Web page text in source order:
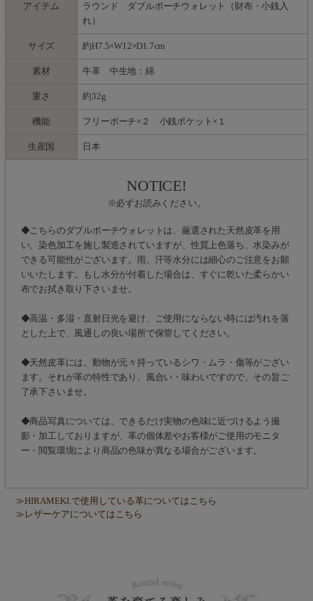
アイテム
ラウンド ダブルポーチウォレット（財布・小銭入
れ）
サイズ 約H7.5×W12×D1.7cm
素材 牛革 中生地：綿
重さ 約32g
機能 フリーポーチ×２ 小銭ポケット×１
生産国 日本
NOTICE!
※必ずお読みください。
◆こちらのダブルポーチウォレットは、厳選された天然皮革を用
い、染色加工を施し製造されていますが、性質上色落ち、水染みが
できる可能性がございます。雨、汗等水分には細心のご注意をお願
いいたします。もし水分が付着した場合は、すぐに乾いた柔らかい
布でお拭き取り下さいませ。
◆高温・多湿・直射日光を避け、ご使用にならない時には汚れを落
とした上で、風通しの良い場所で保管してください。
◆天然皮革には、動物が元々持っているシワ・ムラ・傷等がござい
ます。それが革の特性であり、風合い・味わいですので、その旨ご
了承下さいませ。
◆商品写真については、できるだけ実物の色味に近づけるよう撮
影・加工しておりますが、革の個体差やお客様がご使用のモニタ
ー・閲覧環境により商品の色味が異なる場合がございます。
≫HIRAMEKI.で使用している革についてはこちら
≫レザーケアについてはこちら